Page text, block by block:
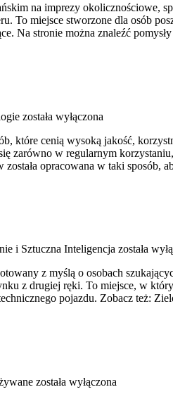
na imprezy okolicznościowe,
To miejsce stworzone dla osób
Na stronie można znaleźć
została wyłączona
które cenią wysoką jakość,
zarówno w regularnym
opracowana w taki
i Sztuczna Inteligencja została
z myślą o osobach
z drugiej ręki. To miejsce, w
pojazdu. Zobacz też:
została wyłączona